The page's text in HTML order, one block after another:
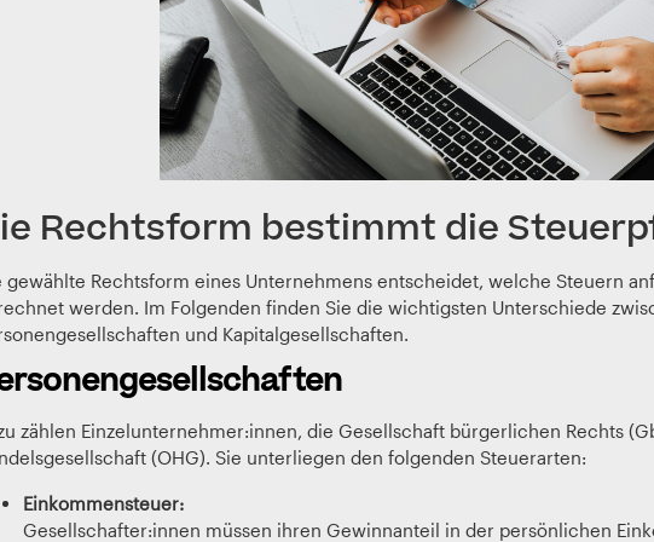
Rechtsform bestimmt die
gewählte Rechtsform eines Unternehmens entscheidet, welche Steuern
werden. Im Folgenden finden Sie die wichtigsten Unterschiede
und Kapitalgesellschaften.
zählen Einzelunternehmer:innen, die Gesellschaft bürgerlichen Rechts
(OHG). Sie unterliegen den folgenden Steuerarten:
Einkommensteuer:
Gesellschafter:innen müssen ihren Gewinnanteil in der persönlichen